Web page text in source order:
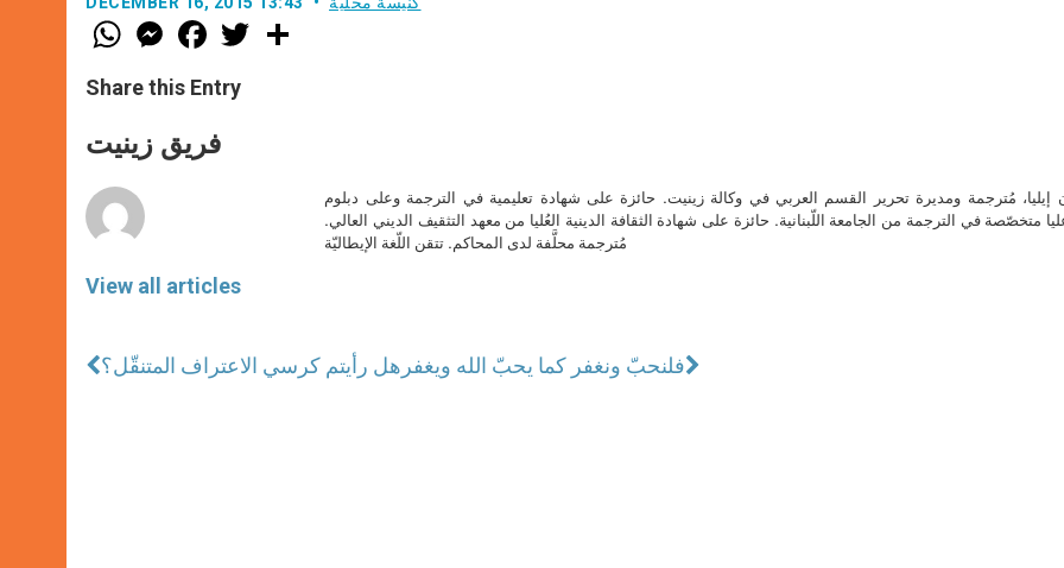
W
h
t
s
p
p
M
e
s
e
g
e
F
a
e
b
o
k
w
Share this Entry
فريق زينيت
View all articles
إيليا، مُترجمة ومديرة تحرير القسم العربي في وكالة زينيت. حائزة على شهادة تعليمية في الترجمة وعلى دبلوم
متخصّصة في الترجمة من الجامعة اللّبنانية. حائزة على شهادة الثقافة الدينية العُليا من معهد التثقيف الديني العالي.
مُترجمة محلَّفة لدى المحاكم. تتقن اللّغة الإيطاليّة
هل رأيتم كرسي الاعتراف المتنقّل؟ فلنحبّ ونغفر كما يحبّ الله ويغفر